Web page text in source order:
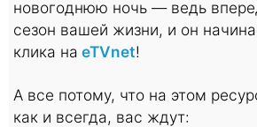
новогоднюю ночь — ведь
сезон вашей жизни, и он
клика на eTVnet!
А все потому, что на этом
как и всегда, вас ждут: